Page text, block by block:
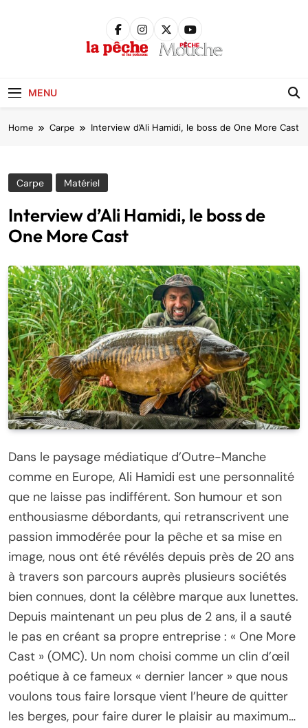
MENU
Home Carpe Interview d’Ali Hamidi, le boss de One More Cast
Carpe Matériel
Interview d’Ali Hamidi, le boss de
One More Cast
Dans le paysage médiatique d’Outre-Manche
comme en Europe, Ali Hamidi est une personnalité
que ne laisse pas indifférent. Son humour et son
enthousiasme débordants, qui retranscrivent une
passion immodérée pour la pêche et sa mise en
image, nous ont été révélés depuis près de 20 ans
à travers son parcours auprès plusieurs sociétés
bien connues, dont la célèbre marque aux lunettes.
Depuis maintenant un peu plus de 2 ans, il a sauté
le pas en créant sa propre entreprise : « One More
Cast » (OMC). Un nom choisi comme un clin d’œil
poétique à ce fameux « dernier lancer » que nous
voulons tous faire lorsque vient l’heure de quitter
les berges, pour faire durer le plaisir au maximum…